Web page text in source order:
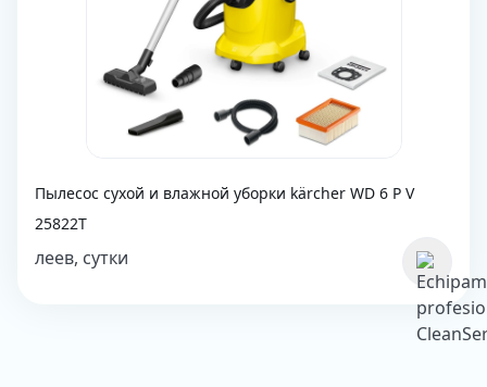
Пылесос сухой и влажной уборки kärcher WD 6 P V
25822T
леев, сутки